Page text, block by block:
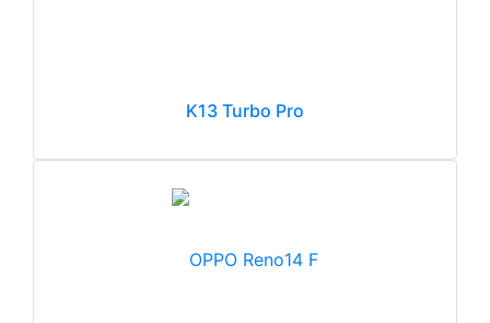
K13 Turbo Pro